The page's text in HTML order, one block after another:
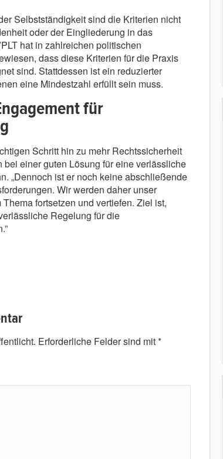
Selbstständigkeit sind die Kriterien nicht
oder der Eingliederung in das
hat in zahlreichen politischen
dass diese Kriterien für die Praxis
sind. Stattdessen ist ein reduzierter
eine Mindestzahl erfüllt sein muss.
für
Schritt hin zu mehr Rechtssicherheit
einer guten Lösung für eine verlässliche
„Dennoch ist er noch keine abschließende
Wir werden daher unser
fortsetzen und vertiefen. Ziel ist,
Regelung für die
Erforderliche Felder sind mit*